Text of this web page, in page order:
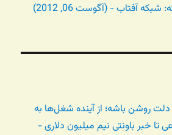
آفتاب - (آگوست 06, 2012)
جادی ۱۷۳ – دلت روشن باشه؛ از آینده شغل‌ها به
خبر باونتی نیم میلیون دلاری -